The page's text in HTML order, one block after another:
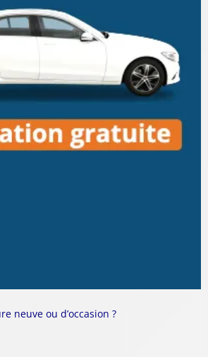
neuve ou d’occasion ?